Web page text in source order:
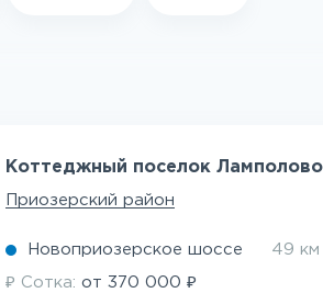
Коттеджный поселок Ламполово
Приозерский район
Новоприозерское шоссе 49 км
₽ Сотка:от370 000 ₽